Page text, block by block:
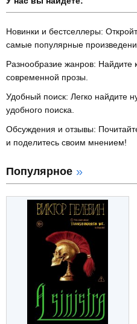
Новинки и бестселлеры:
самые популярные
Разнообразие жанров: Найдите
современной прозы.
Удобный поиск: Легко найдите
удобного поиска.
Обсуждения и отзывы:
и поделитесь своим мнением!
Популярное